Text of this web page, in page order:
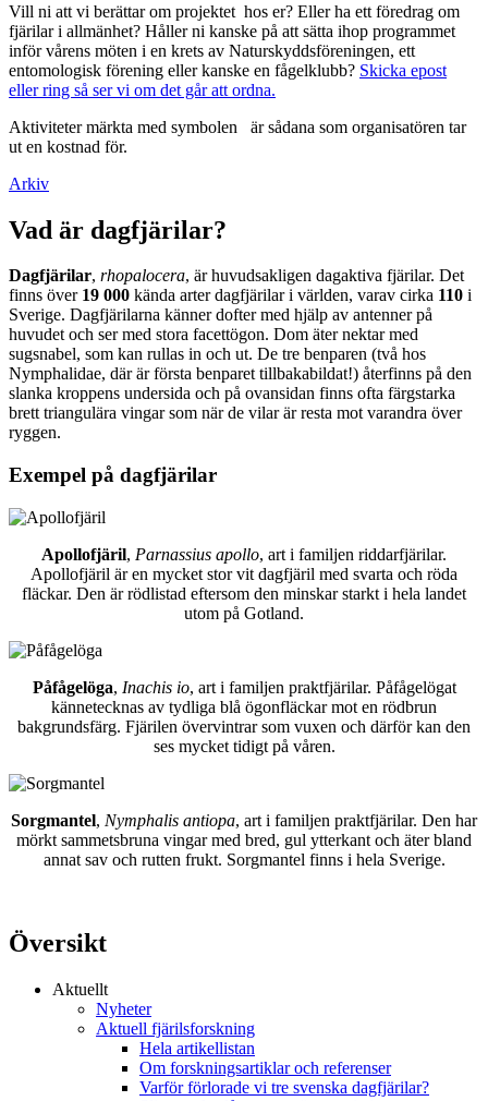
Vill ni att vi berättar om projektet hos er? Eller ha ett föredrag om
fjärilar i allmänhet? Håller ni kanske på att sätta ihop programmet
inför vårens möten i en krets av Naturskyddsföreningen, ett
entomologisk förening eller kanske en fågelklubb? Skicka epost
eller ring så ser vi om det går att ordna.
Aktiviteter märkta med symbolen
är sådana som organisatören tar
ut en kostnad för.
Arkiv
Vad är dagfjärilar?
Dagfjärilar, rhopalocera, är huvudsakligen dagaktiva fjärilar. Det
finns över 19 000 kända arter dagfjärilar i världen, varav cirka 110 i
Sverige. Dagfjärilarna känner dofter med hjälp av antenner på
huvudet och ser med stora facettögon. Dom äter nektar med
sugsnabel, som kan rullas in och ut. De tre benparen (två hos
Nymphalidae, där är första benparet tillbakabildat!) återfinns på den
slanka kroppens undersida och på ovansidan finns ofta färgstarka
brett triangulära vingar som när de vilar är resta mot varandra över
ryggen.
Exempel på dagfjärilar
Apollofjäril, Parnassius apollo, art i familjen riddarfjärilar.
Apollofjäril är en mycket stor vit dagfjäril med svarta och röda
fläckar. Den är rödlistad eftersom den minskar starkt i hela landet
utom på Gotland.
Påfågelöga, Inachis io, art i familjen praktfjärilar. Påfågelögat
kännetecknas av tydliga blå ögonfläckar mot en rödbrun
bakgrundsfärg. Fjärilen övervintrar som vuxen och därför kan den
ses mycket tidigt på våren.
Sorgmantel, Nymphalis antiopa, art i familjen praktfjärilar. Den har
mörkt sammetsbruna vingar med bred, gul ytterkant och äter bland
annat sav och rutten frukt. Sorgmantel finns i hela Sverige.
Översikt
Aktuellt
Nyheter
Aktuell fjärilsforskning
Hela artikellistan
Om forskningsartiklar och referenser
Varför förlorade vi tre svenska dagfjärilar?